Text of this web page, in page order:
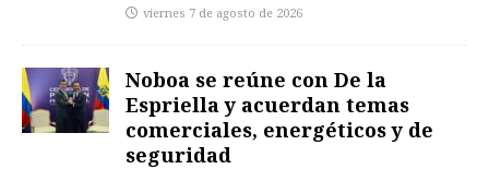
viernes 7 de agosto de 2026
Noboa se reúne con De la
Espriella y acuerdan temas
comerciales, energéticos y de
seguridad